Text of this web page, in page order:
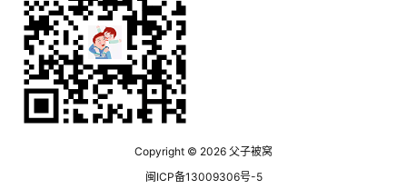
Copyright © 2026 父子被窝
闽ICP备13009306号-5